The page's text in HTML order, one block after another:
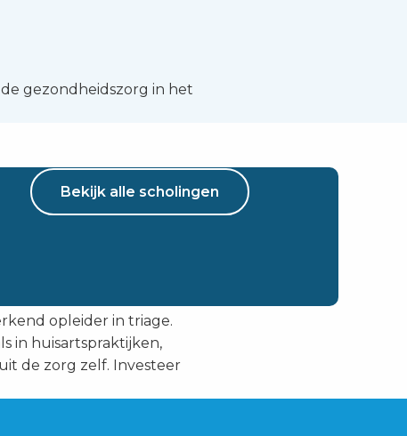
gezondheidszorg in het
Bekijk alle scholingen
opleider in triage.
in huisartspraktijken,
de zorg zelf. Investeer